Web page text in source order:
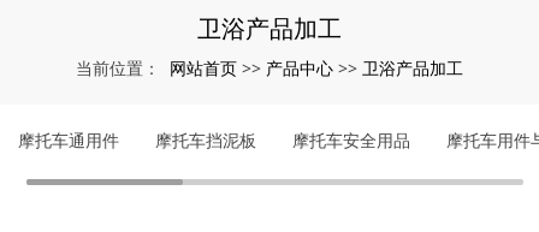
卫浴产品加工
当前位置： 网站首页 >> 产品中心 >> 卫浴产品加工
摩托车通用件 摩托车挡泥板 摩托车安全用品 摩托车用件